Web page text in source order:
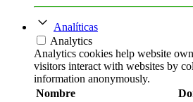
Analíticas
Analytics
Analytics cookies help website
visitors interact with websites by
information anonymously.
Nombre